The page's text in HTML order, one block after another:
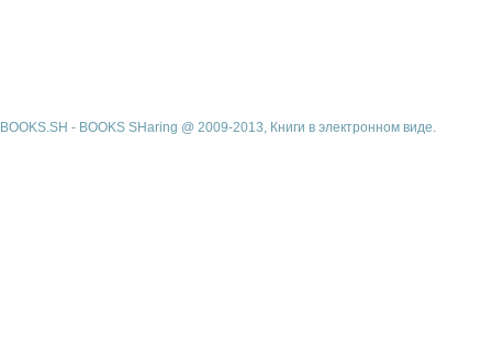
BOOKS.SH - BOOKS SHaring @ 2009-2013, Книги в электронном виде.